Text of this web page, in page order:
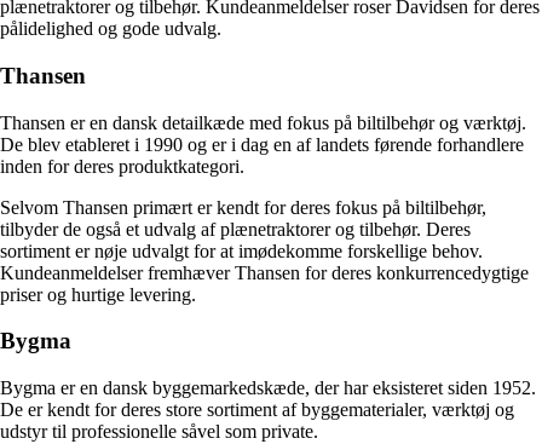
plænetraktorer og tilbehør. Kundeanmeldelser roser Davidsen for deres
pålidelighed og gode udvalg.
Thansen
Thansen er en dansk detailkæde med fokus på biltilbehør og værktøj.
De blev etableret i 1990 og er i dag en af landets førende forhandlere
inden for deres produktkategori.
Selvom Thansen primært er kendt for deres fokus på biltilbehør,
tilbyder de også et udvalg af plænetraktorer og tilbehør. Deres
sortiment er nøje udvalgt for at imødekomme forskellige behov.
Kundeanmeldelser fremhæver Thansen for deres konkurrencedygtige
priser og hurtige levering.
Bygma
Bygma er en dansk byggemarkedskæde, der har eksisteret siden 1952.
De er kendt for deres store sortiment af byggematerialer, værktøj og
udstyr til professionelle såvel som private.